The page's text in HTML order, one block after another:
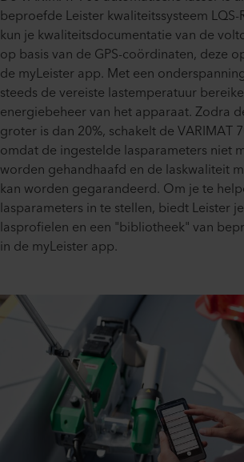
beproefde Leister kwaliteitssysteem
kun je kwaliteitsdocumentatie van de
op basis van de GPS-coördinaten, deze
de myLeister app. Met een
steeds de vereiste lastemperatuur
energiebeheer van het apparaat. Zodra
groter is dan 20%, schakelt de VARIMAT
omdat de ingestelde lasparameters niet
worden gehandhaafd en de laskwaliteit
kan worden gegarandeerd. Om je te
lasparameters in te stellen, biedt Leister
lasprofielen en een "bibliotheek" van
in de myLeister app.